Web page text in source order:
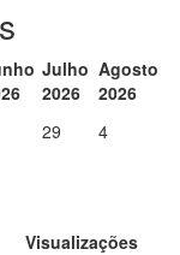
Julho
2026
Agosto
2026
29 4
Visualizações